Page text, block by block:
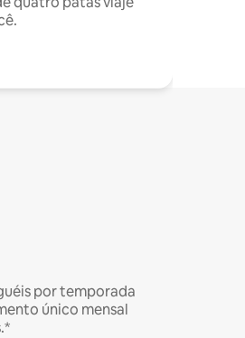
por temporada
único mensal